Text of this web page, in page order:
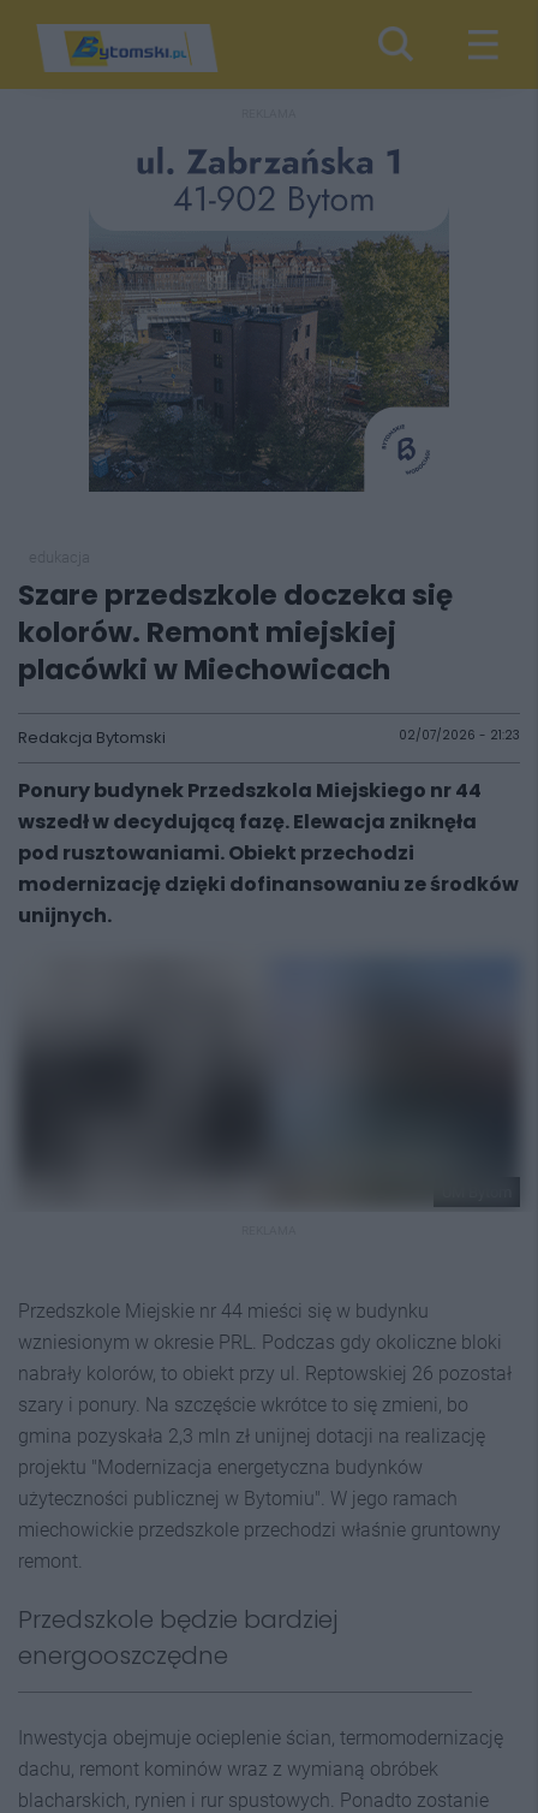
Szare przedszkole doczeka się
kolorów. Remont miejskiej
placówki w Miechowicach
Redakcja Bytomski 02/07/2026 - 21:23
Ponury budynek Przedszkola Miejskiego nr 44
wszedł w decydującą fazę. Elewacja zniknęła
pod rusztowaniami. Obiekt przechodzi
modernizację dzięki dofinansowaniu ze środków
unijnych.
Przedszkole Miejskie nr 44 mieści się w budynku
wzniesionym w okresie PRL. Podczas gdy okoliczne bloki
nabrały kolorów, to obiekt przy ul. Reptowskiej 26 pozostał
szary i ponury. Na szczęście wkrótce to się zmieni, bo
gmina pozyskała 2,3 mln zł unijnej dotacji na realizację
projektu "Modernizacja energetyczna budynków
użyteczności publicznej w Bytomiu". W jego ramach
miechowickie przedszkole przechodzi właśnie gruntowny
remont.
Przedszkole będzie bardziej
energooszczędne
Inwestycja obejmuje ocieplenie ścian, termomodernizację
dachu, remont kominów wraz z wymianą obróbek
blacharskich, rynien i rur spustowych. Ponadto zostanie